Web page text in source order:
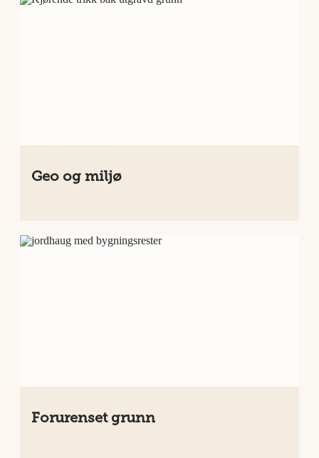
Geo og miljø
Forurenset grunn